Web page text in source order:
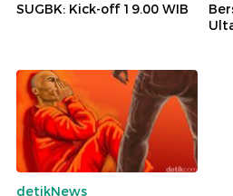
SUGBK: Kick-off 19.00 WIB
detikNews